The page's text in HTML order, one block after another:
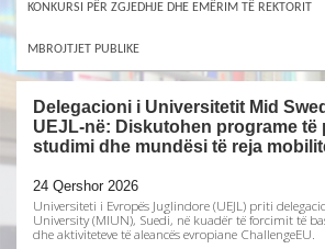
KONKURSI PËR ZGJEDHJE DHE EMËRIM TË REKTORIT
MBROJTJET PUBLIKE
Delegacioni i Universitetit Mid
UEJL-në: Diskutohen programe të
studimi dhe mundësi të reja
24 Qershor 2026
Universiteti i Evropës Juglindore (UEJL) priti
University (MIUN), Suedi, në kuadër të forcimit të
dhe aktiviteteve të aleancës evropiane ChallengeEU.